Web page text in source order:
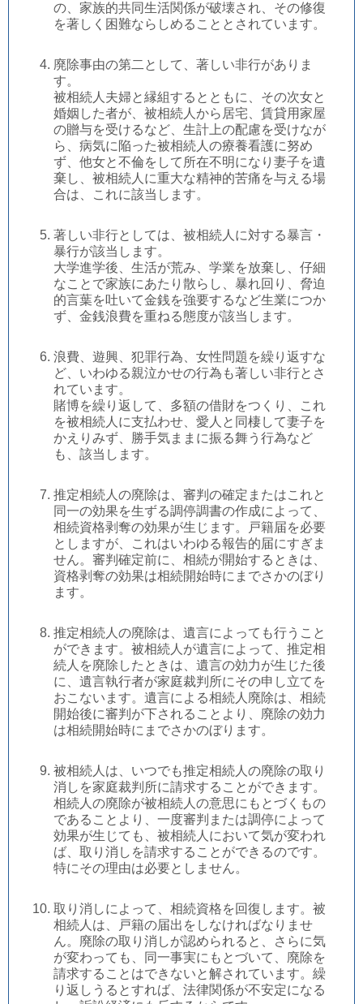
の、家族的共同生活関係が破壊され、その修復
を著しく困難ならしめることとされています。
廃除事由の第二として、著しい非行がありま
す。
被相続人夫婦と縁組するとともに、その次女と
婚姻した者が、被相続人から居宅、賃貸用家屋
の贈与を受けるなど、生計上の配慮を受けなが
ら、病気に陥った被相続人の療養看護に努め
ず、他女と不倫をして所在不明になり妻子を遺
棄し、被相続人に重大な精神的苦痛を与える場
合は、これに該当します。
著しい非行としては、被相続人に対する暴言・
暴行が該当します。
大学進学後、生活が荒み、学業を放棄し、仔細
なことで家族にあたり散らし、暴れ回り、脅迫
的言葉を吐いて金銭を強要するなど生業につか
ず、金銭浪費を重ねる態度が該当します。
浪費、遊興、犯罪行為、女性問題を繰り返すな
ど、いわゆる親泣かせの行為も著しい非行とさ
れています。
賭博を繰り返して、多額の借財をつくり、これ
を被相続人に支払わせ、愛人と同棲して妻子を
かえりみず、勝手気ままに振る舞う行為など
も、該当します。
推定相続人の廃除は、審判の確定またはこれと
同一の効果を生ずる調停調書の作成によって、
相続資格剥奪の効果が生じます。戸籍届を必要
としますが、これはいわゆる報告的届にすぎま
せん。審判確定前に、相続が開始するときは、
資格剥奪の効果は相続開始時にまでさかのぼり
ます。
推定相続人の廃除は、遺言によっても行うこと
ができます。被相続人が遺言によって、推定相
続人を廃除したときは、遺言の効力が生じた後
に、遺言執行者が家庭裁判所にその申し立てを
おこないます。遺言による相続人廃除は、相続
開始後に審判が下されることより、廃除の効力
は相続開始時にまでさかのぼります。
被相続人は、いつでも推定相続人の廃除の取り
消しを家庭裁判所に請求することができます。
相続人の廃除が被相続人の意思にもとづくもの
であることより、一度審判または調停によって
効果が生じても、被相続人において気が変われ
ば、取り消しを請求することができるのです。
特にその理由は必要としません。
取り消しによって、相続資格を回復します。被
相続人は、戸籍の届出をしなければなりませ
ん。廃除の取り消しが認められると、さらに気
が変わっても、同一事実にもとづいて、廃除を
請求することはできないと解されています。繰
り返しうるとすれば、法律関係が不安定になる